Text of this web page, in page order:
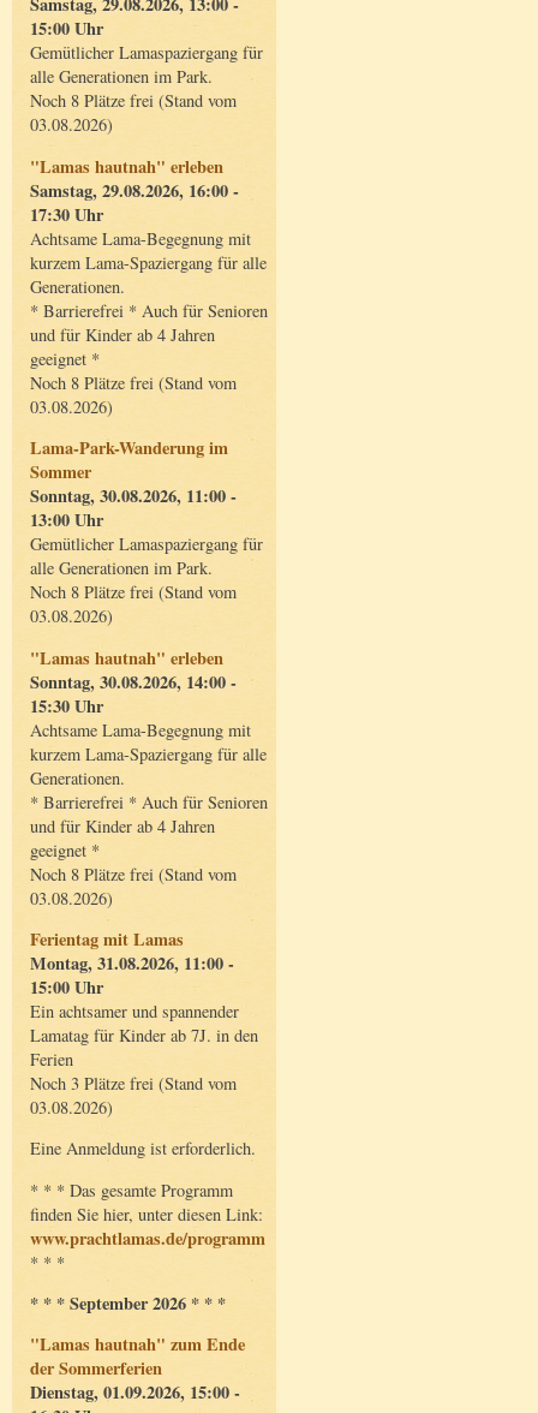
15:00 Uhr
Gemütlicher Lamaspaziergang für
alle Generationen im Park.
Noch 8 Plätze frei (Stand vom
03.08.2026)
"Lamas hautnah" erleben
Samstag, 29.08.2026, 16:00 -
17:30 Uhr
Achtsame Lama-Begegnung mit
kurzem Lama-Spaziergang für alle
Generationen.
* Barrierefrei * Auch für Senioren
und für Kinder ab 4 Jahren
geeignet *
Noch 8 Plätze frei (Stand vom
03.08.2026)
Lama-Park-Wanderung im
Sommer
Sonntag, 30.08.2026, 11:00 -
13:00 Uhr
Gemütlicher Lamaspaziergang für
alle Generationen im Park.
Noch 8 Plätze frei (Stand vom
03.08.2026)
"Lamas hautnah" erleben
Sonntag, 30.08.2026, 14:00 -
15:30 Uhr
Achtsame Lama-Begegnung mit
kurzem Lama-Spaziergang für alle
Generationen.
* Barrierefrei * Auch für Senioren
und für Kinder ab 4 Jahren
geeignet *
Noch 8 Plätze frei (Stand vom
03.08.2026)
Ferientag mit Lamas
Montag, 31.08.2026, 11:00 -
15:00 Uhr
Ein achtsamer und spannender
Lamatag für Kinder ab 7J. in den
Ferien
Noch 3 Plätze frei (Stand vom
03.08.2026)
Eine Anmeldung ist erforderlich.
* * * Das gesamte Programm
finden Sie hier, unter diesen Link:
www.prachtlamas.de/programm
* * *
* * * September 2026 * * *
"Lamas hautnah" zum Ende
der Sommerferien
Dienstag, 01.09.2026, 15:00 -